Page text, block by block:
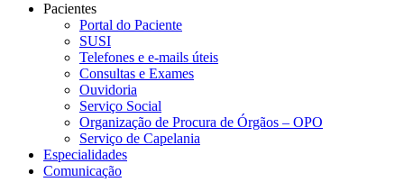
Pacientes
Portal do Paciente
SUSI
Telefones e e-mails úteis
Consultas e Exames
Ouvidoria
Serviço Social
Organização de Procura de Órgãos – OPO
Serviço de Capelania
Especialidades
Comunicação